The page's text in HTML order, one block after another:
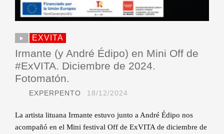
EXVITA
Irmante (y André Édipo) en Mini Off de
#ExVITA. Diciembre de 2024.
Fotomatón.
EXPERPENTO 18/12/2024
La artista lituana Irmante estuvo junto a André Édipo nos
acompañó en el Mini festival Off de ExVITA de diciembre de